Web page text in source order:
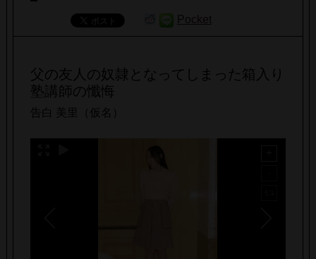
Pocket
父の友人の奴隷となってしまった箱入り
塾講師の懺悔
告白 美里（仮名）